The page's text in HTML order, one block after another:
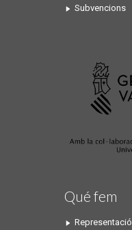
Subvencions
Qué fem
Representació